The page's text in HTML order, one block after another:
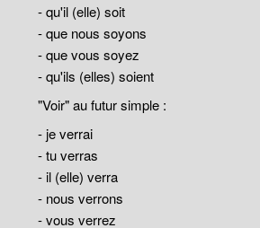
- qu'il (elle) soit
- que nous soyons
- que vous soyez
- qu'ils (elles) soient
"Voir" au futur simple :
- je verrai
- tu verras
- il (elle) verra
- nous verrons
- vous verrez